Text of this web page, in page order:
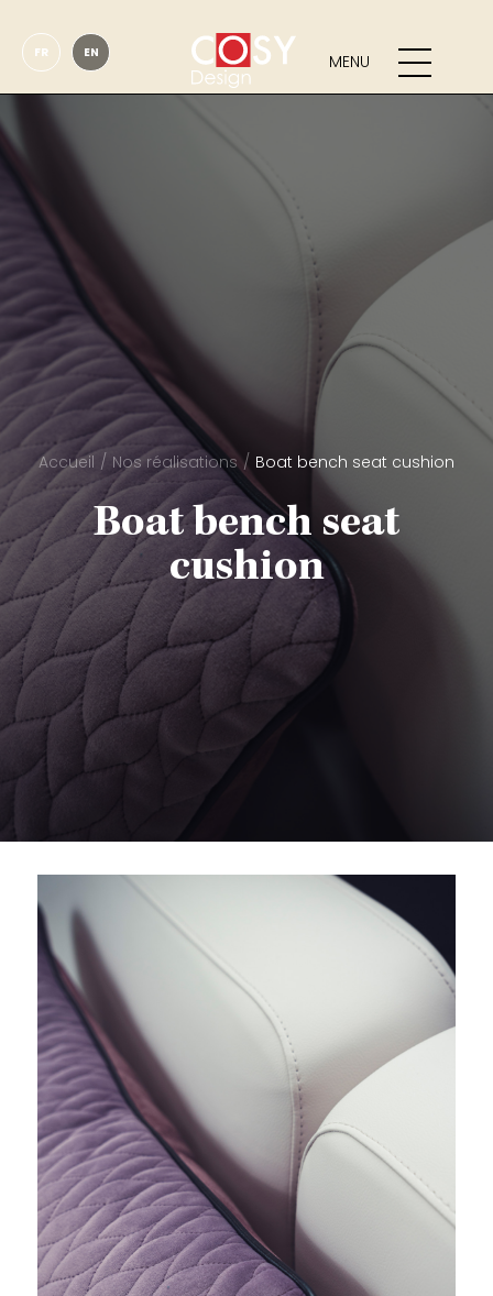
FR EN MENU
Accueil Nos réalisations Boat bench seat cushion
Boat bench seat
cushion